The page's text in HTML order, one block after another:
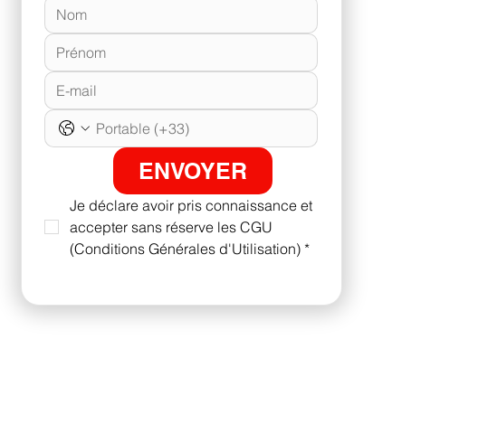
ENVOYER
Je déclare avoir pris connaissance et
accepter sans réserve les CGU
(Conditions Générales d'Utilisation) *